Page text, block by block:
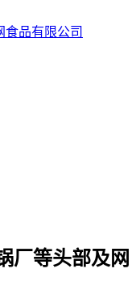
厂等头部及网